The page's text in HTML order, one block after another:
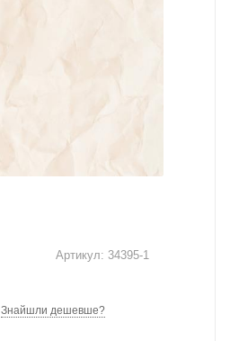
Артикул: 34395-1
Знайшли дешевше?